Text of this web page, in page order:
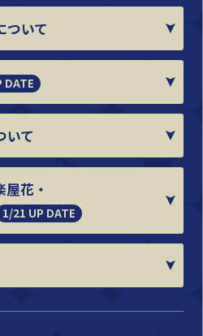
ついて
DATE
いて
花・
1/21 UP DATE